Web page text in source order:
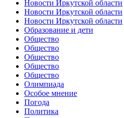
Новости Иркутской области
Новости Иркутской области
Новости Иркутской области
Образование и дети
Общество
Общество
Общество
Общество
Общество
Олимпиада
Особое мнение
Погода
Политика